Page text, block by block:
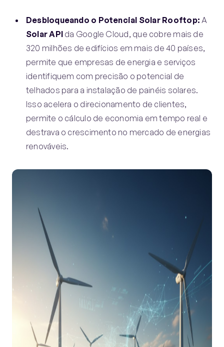
Desbloqueando o Potencial Solar Rooftop: A
Solar API da Google Cloud, que cobre mais de
320 milhões de edifícios em mais de 40 países,
permite que empresas de energia e serviços
identifiquem com precisão o potencial de
telhados para a instalação de painéis solares.
Isso acelera o direcionamento de clientes,
permite o cálculo de economia em tempo real e
destrava o crescimento no mercado de energias
renováveis.